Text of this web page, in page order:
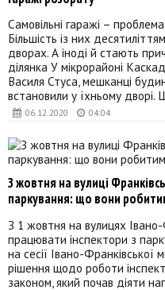
06.12.2020 04:04
Самовільні гаражі –
Більшість із них
дворах. А іноді й стають
ділянка У мікрорайоні
Василя Стуса, мешканці
встановили у їхньому дворі.
З жовтня на вулиці
паркування: що вони
З 1 жовтня на вулицях
працювати інспектори з
на сесії Івано-
рішення щодо роботи
законом, який почав діяти